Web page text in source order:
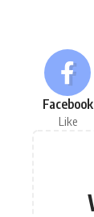
Facebook
Like